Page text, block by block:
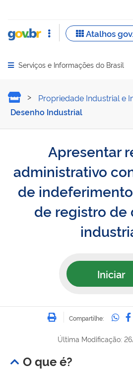
Abrir menu principal de
Serviços e Informações do Brasil
Apresentar
Propriedade Industrial e
Desenho Industrial
Apresentar
administrativo
de
de registro de
Iniciar
Imprimir
Compartilhe:
Última Modificação:
O que é?